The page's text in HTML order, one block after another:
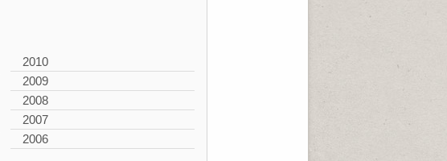
2010
2009
2008
2007
2006